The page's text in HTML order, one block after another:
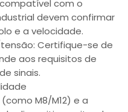
com o
devem confirmar
e a velocidade.
Certifique-se de
aos requisitos de
sinais.
M8/M12) e a